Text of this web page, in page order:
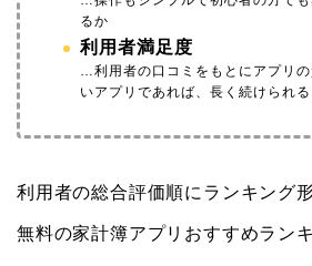
るか
利用者満足度
…利用者の口コミをもとにアプリ
いアプリであれば、長く続けられる
利用者の総合評価順にランキング
無料の家計簿アプリおすすめラン